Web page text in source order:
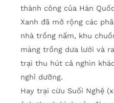
thành công của Hàn
Xanh đã mở rộng các
nhà trồng nấm, khu
màng trồng dưa lưới và
trại thu hút cả nghìn
nghỉ dưỡng.
Hay trại cừu Suối Nghệ